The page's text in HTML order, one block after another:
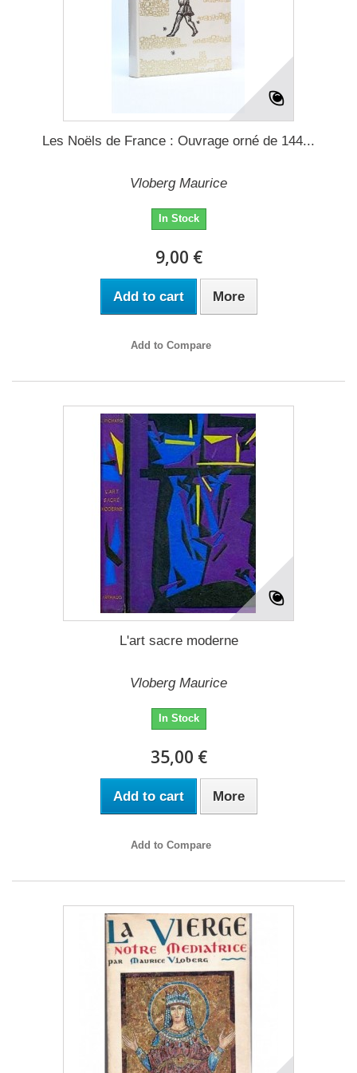
Les Noëls de France : Ouvrage orné de 144...
Vloberg Maurice
In Stock
9,00 €
Add to cart More
Add to Compare
L'art sacre moderne
Vloberg Maurice
In Stock
35,00 €
Add to cart More
Add to Compare